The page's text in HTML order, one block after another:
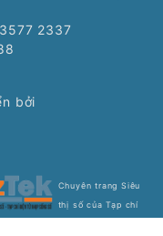
2337
bởi
Chuyên trang Siêu
thị số của Tạp chí